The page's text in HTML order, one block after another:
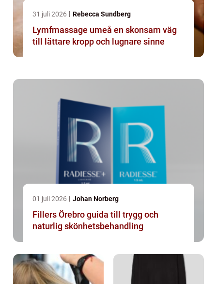
31 juli 2026 Rebecca Sundberg
Lymfmassage umeå en skonsam väg
till lättare kropp och lugnare sinne
01 juli 2026 Johan Norberg
Fillers Örebro guida till trygg och
naturlig skönhetsbehandling